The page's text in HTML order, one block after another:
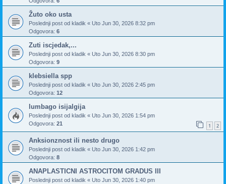
Žuto oko usta
Poslednji post od kladik « Uto Jun 30, 2026 8:32 pm
Odgovora: 6
Zuti iscjedak,...
Poslednji post od kladik « Uto Jun 30, 2026 8:30 pm
Odgovora: 9
klebsiella spp
Poslednji post od kladik « Uto Jun 30, 2026 2:45 pm
Odgovora: 12
lumbago isijalgija
Poslednji post od kladik « Uto Jun 30, 2026 1:54 pm
Odgovora: 21 1 2
Anksionznost ili nesto drugo
Poslednji post od kladik « Uto Jun 30, 2026 1:42 pm
Odgovora: 8
ANAPLASTICNI ASTROCITOM GRADUS III
Poslednji post od kladik « Uto Jun 30, 2026 1:40 pm